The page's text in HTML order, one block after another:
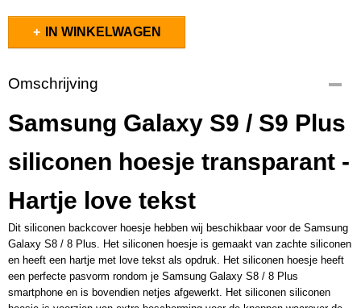
IN WINKELWAGEN
Omschrijving
Samsung Galaxy S9 / S9 Plus
siliconen hoesje transparant -
Hartje love tekst
Dit siliconen backcover hoesje hebben wij beschikbaar voor de Samsung
Galaxy S8 / 8 Plus. Het siliconen hoesje is gemaakt van zachte siliconen
en heeft een hartje met love tekst als opdruk. Het siliconen hoesje heeft
een perfecte pasvorm rondom je Samsung Galaxy S8 / 8 Plus
smartphone en is bovendien netjes afgewerkt. Het siliconen siliconen